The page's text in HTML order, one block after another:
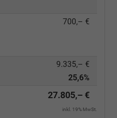
700,– €
9.335,– €
25,6%
27.805,– €
inkl. 19% MwSt.